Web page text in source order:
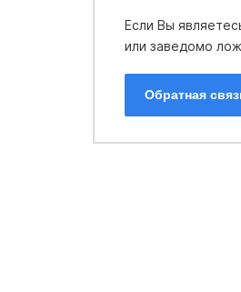
Если Вы
или заведомо
Обратная